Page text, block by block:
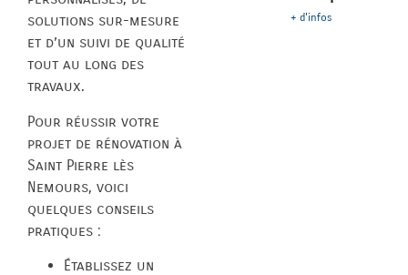
solutions sur-mesure
et d’un suivi de qualité
tout au long des
travaux.
Pour réussir votre
projet de rénovation à
Saint Pierre lès
Nemours, voici
quelques conseils
pratiques :
Établissez un
+ d'infos